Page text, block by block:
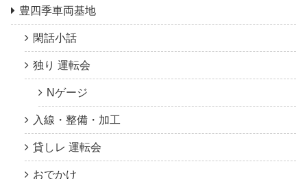
豊四季車両基地
閑話小話
独り 運転会
Nゲージ
入線・整備・加工
貸しレ 運転会
おでかけ